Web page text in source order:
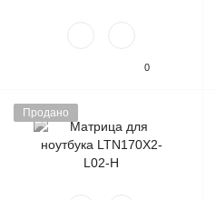
0
Продано